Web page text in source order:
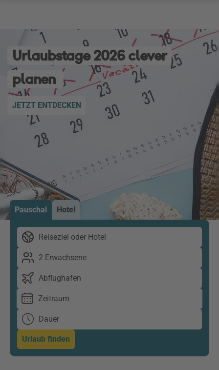
Urlaubstage 2026 clever
planen
JETZT ENTDECKEN
Pauschal Hotel
Reiseziel oder Hotel
2 Erwachsene
Abflughafen
Zeitraum
Dauer
Urlaub finden